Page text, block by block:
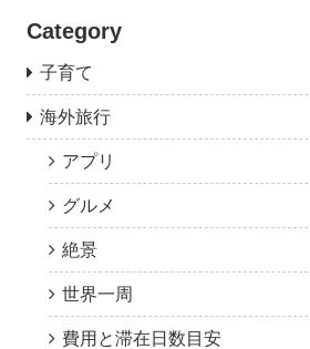
Category
子育て
海外旅行
アプリ
グルメ
絶景
世界一周
費用と滞在日数目安